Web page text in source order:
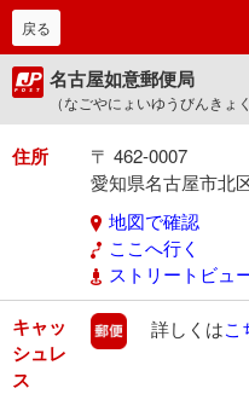
戻る
名古屋如意郵便局
（なごやにょいゆうびんきょく
住所
〒 462-0007
愛知県名古屋市北
地図で確認
ここへ行く
ストリートビュ
キャッ
シュレ
ス
郵便
詳しくはこ